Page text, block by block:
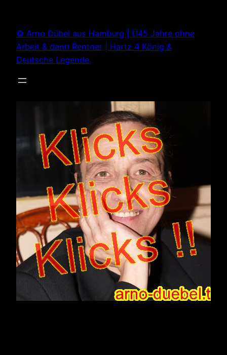
springen
© Arno Dübel aus Hamburg | Ü45 Jahre ohne
Arbeit & dann Rentner | Hartz 4 König &
Deutsche Legende.